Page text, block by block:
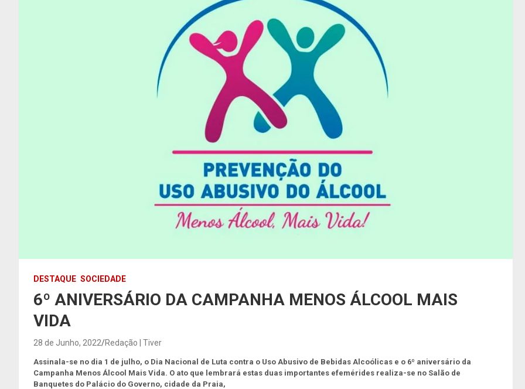
DESTAQUE SOCIEDADE
6º ANIVERSÁRIO DA CAMPANHA MENOS ÁLCOOL MAIS
VIDA
28 de Junho, 2022 Redação | Tiver
Assinala-se no dia 1 de julho, o Dia Nacional de Luta contra o Uso Abusivo de Bebidas Alcoólicas e o 6º aniversário da
Campanha Menos Álcool Mais Vida. O ato que lembrará estas duas importantes efemérides realiza-se no Salão de
Banquetes do Palácio do Governo, cidade da Praia,